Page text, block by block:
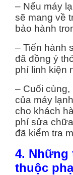
– Nếu máy
sẽ mang về
bảo hành
– Tiến hành
đã đồng ý
phí linh kiện
– Cuối cùng,
của máy
cho khách
phí sửa
đã kiểm tra
4.
thuộc